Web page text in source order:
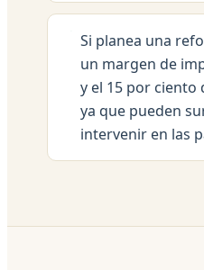
Si planea una
un margen de
y el 15 por
ya que pueden
intervenir en las